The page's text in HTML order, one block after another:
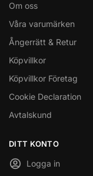
Om oss
Våra varumärken
Ångerrätt & Retur
Köpvillkor
Köpvillkor Företag
Cookie Declaration
Avtalskund
DITT KONTO
Logga in